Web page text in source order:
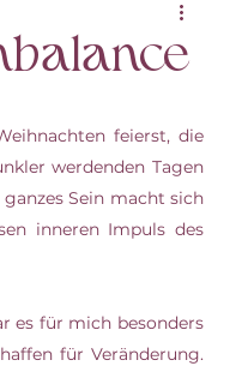
feierst, die
werdenden Tagen
Sein macht sich
inneren Impuls des
es für mich besonders
für Veränderung.